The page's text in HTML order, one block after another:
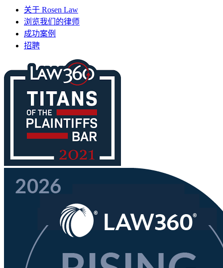
关于 Rosen Law
浏览我们的律师
成功案例
招聘